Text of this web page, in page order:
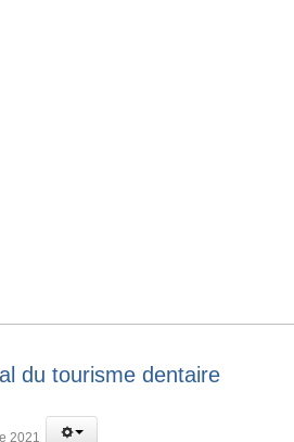
du tourisme dentaire
2021